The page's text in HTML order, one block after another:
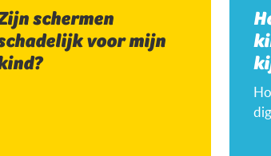
schermen
voor mijn